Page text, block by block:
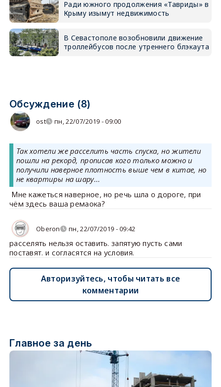
Ради южного продолжения «Тавриды» в
Крыму изымут недвижимость
В Севастополе возобновили движение
троллейбусов после утреннего блэкаута
Обсуждение (8)
ost пн, 22/07/2019 - 09:00
Так хотели же расселить часть спуска, но жители
пошли на рекорд, прописав кого только можно и
получили наверное плотность выше чем в китае, но
не квартиры на шару...
Мне кажеться наверное, но речь шла о дороге, при
чём здесь ваша ремаока?
Oberon пн, 22/07/2019 - 09:42
расселять нельзя оставить. запятую пусть сами
поставят. и согласятся на условия.
Авторизуйтесь, чтобы читать все
комментарии
Главное за день